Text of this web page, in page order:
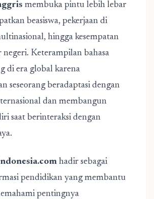
membuka pintu lebih lebar
beasiswa, pekerjaan di
hingga kesempatan
negeri. Keterampilan bahasa
di era global karena
seseorang beradaptasi dengan
dan membangun
saat berinteraksi dengan
hadir sebagai
pendidikan yang membantu
pentingnya